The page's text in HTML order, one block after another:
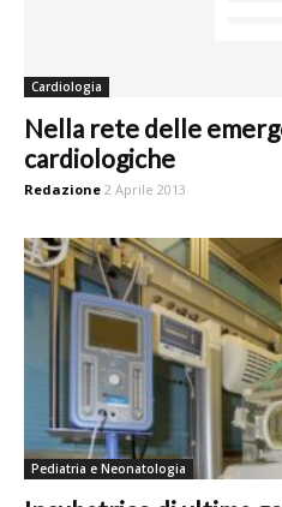
Cardiologia
Nella rete delle
cardiologiche
Redazione 2 Aprile 2013
Pediatria e Neonatologia